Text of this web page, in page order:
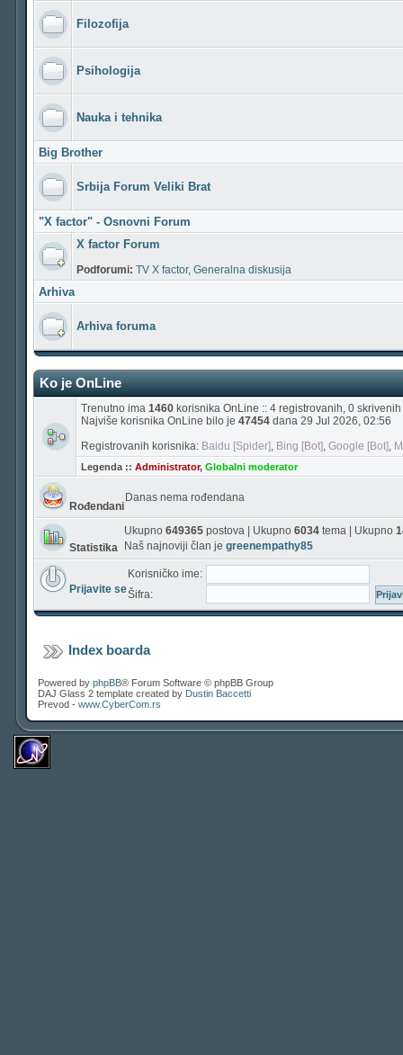
Filozofija
Psihologija
Nauka i tehnika
Big Brother
Srbija Forum Veliki Brat
"X factor" - Osnovni Forum
X factor Forum
Podforumi: TV X factor, Generalna diskusija
Arhiva
Arhiva foruma
Ko je OnLine
Trenutno ima 1460 korisnika OnLine :: 4 registrovanih, 0
Najviše korisnika OnLine bilo je 47454 dana 29 Jul 2026, 02:56
Registrovanih korisnika: Baidu [Spider], Bing [Bot], Google [Bot],
Legenda :: Administrator, Globalni moderator
Rođendani
Danas nema rođendana
Statistika
Ukupno 649365 postova | Ukupno 6034 tema | Ukupno
Naš najnoviji član je greenempathy85
Prijavite se
Korisničko ime:
Šifra:
Index boarda
Powered by phpBB® Forum Software © phpBB Group
DAJ Glass 2 template created by Dustin Baccetti
Prevod - www.CyberCom.rs